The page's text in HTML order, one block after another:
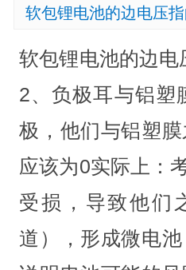
软包锂电池的边电压
软包锂电池的边
2、负极耳与铝塑
极，他们与铝塑
应该为0实际上：
受损，导致他们
道），形成微电